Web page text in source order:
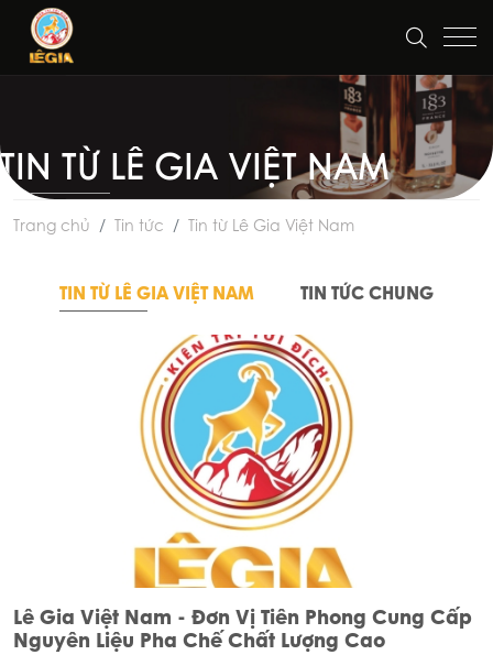
TIN TỪ LÊ GIA VIỆT NAM
Trang chủ Tin tức Tin từ Lê Gia Việt Nam
TIN TỪ LÊ GIA VIỆT NAM TIN TỨC CHUNG
Lê Gia Việt Nam - Đơn Vị Tiên Phong Cung Cấp
Nguyên Liệu Pha Chế Chất Lượng Cao